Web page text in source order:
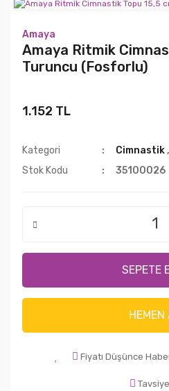
Amaya
Amaya Ritmik
Turuncu (Fosforlu)
1.152 TL
Kategori Cimnastik
Stok Kodu
35100026
SEPETE
HEMEN
Fiyatı Düşünce